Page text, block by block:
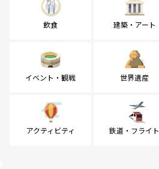
飲食 建築・アート
イベント・観戦 世界遺産
アクティビティ 鉄道・フライト